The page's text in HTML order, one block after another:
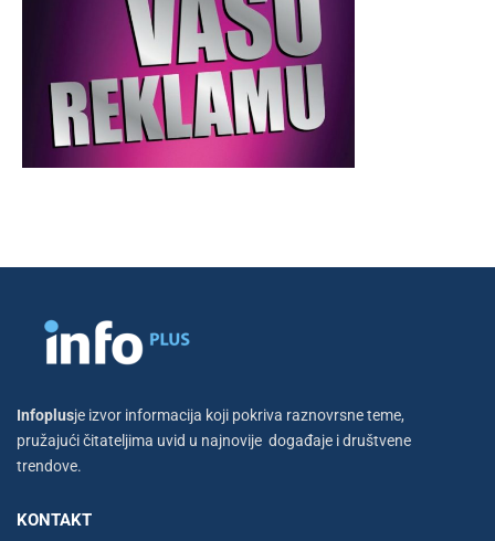
Infoplusje izvor informacija koji pokriva raznovrsne teme,
pružajući čitateljima uvid u najnovije događaje i društvene
trendove.
KONTAKT